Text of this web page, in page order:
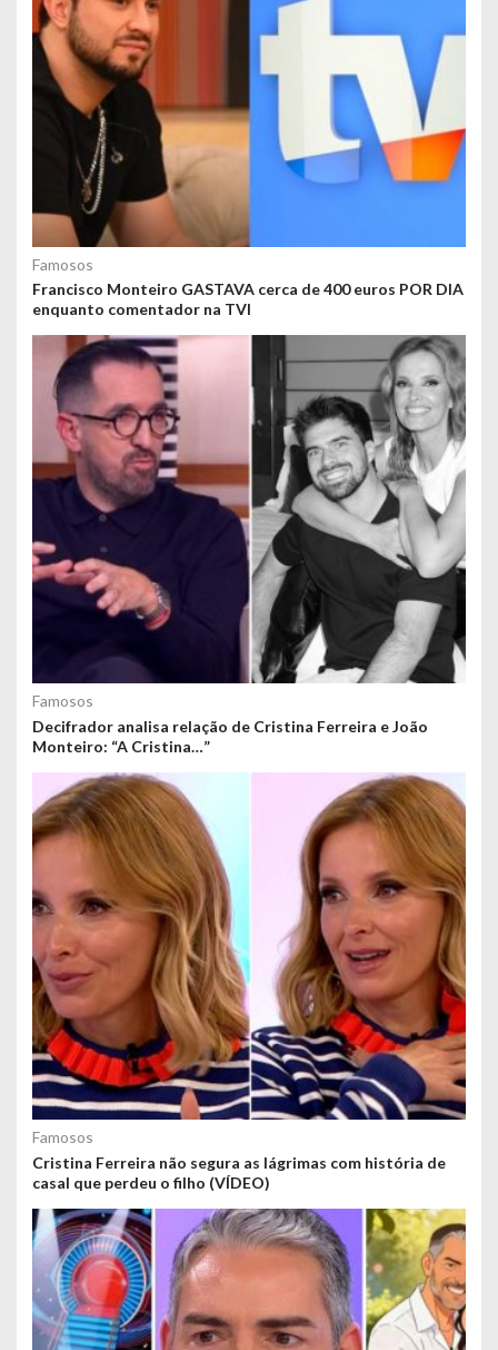
Famosos
Francisco Monteiro GASTAVA cerca de 400 euros POR DIA
enquanto comentador na TVI
Famosos
Decifrador analisa relação de Cristina Ferreira e João
Monteiro: “A Cristina…”
Famosos
Cristina Ferreira não segura as lágrimas com história de
casal que perdeu o filho (VÍDEO)